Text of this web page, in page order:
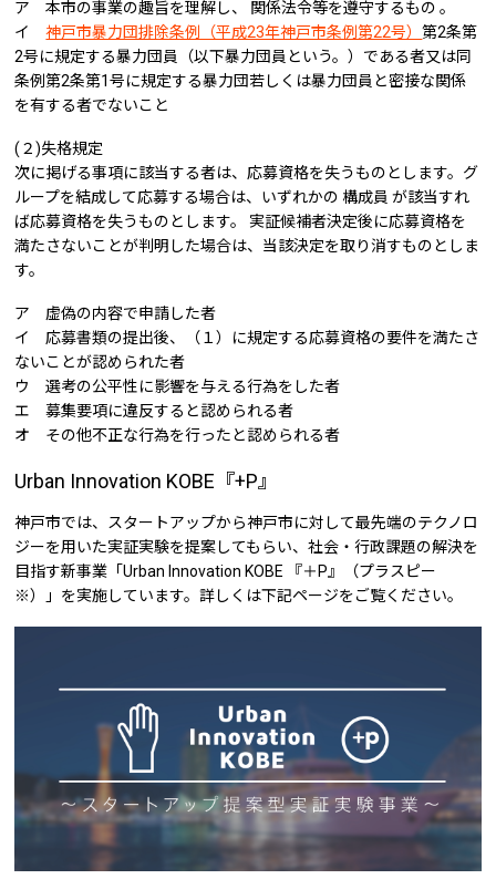
ア 本市の事業の趣旨を理解し、 関係法令等を遵守するもの 。
イ神戸市暴力団排除条例（平成23年神戸市条例第22号）第2条第
2号に規定する暴力団員（以下暴力団員という。）である者又は同
条例第2条第1号に規定する暴力団若しくは暴力団員と密接な関係
を有する者でないこと
(２)失格規定
次に掲げる事項に該当する者は、応募資格を失うものとします。グ
ループを結成して応募する場合は、いずれかの 構成員 が該当すれ
ば応募資格を失うものとします。 実証候補者決定後に応募資格を
満たさないことが判明した場合は、当該決定を取り消すものとしま
す。
ア 虚偽の内容で申請した者
イ 応募書類の提出後、（１）に規定する応募資格の要件を満たさ
ないことが認められた者
ウ 選考の公平性に影響を与える行為をした者
エ 募集要項に違反すると認められる者
オ その他不正な行為を行ったと認められる者
Urban Innovation KOBE『+P』
神戸市では、スタートアップから神戸市に対して最先端のテクノロ
ジーを用いた実証実験を提案してもらい、社会・行政課題の解決を
目指す新事業「Urban Innovation KOBE 『＋P』（プラスピー
※）」を実施しています。詳しくは下記ページをご覧ください。